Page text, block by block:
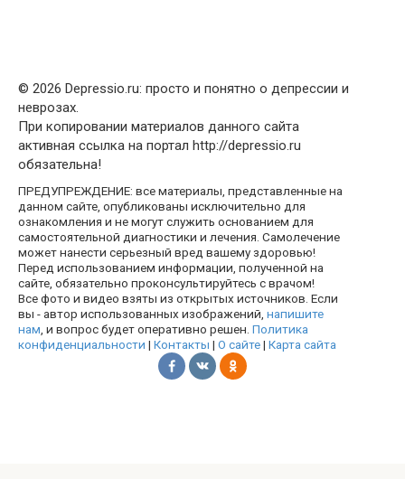
© 2026 Depressio.ru: просто и понятно о депрессии и
неврозах.
При копировании материалов данного сайта
активная ссылка на портал http://depressio.ru
обязательна!
ПРЕДУПРЕЖДЕНИЕ: все материалы, представленные на
данном сайте, опубликованы исключительно для
ознакомления и не могут служить основанием для
самостоятельной диагностики и лечения. Самолечение
может нанести серьезный вред вашему здоровью!
Перед использованием информации, полученной на
сайте, обязательно проконсультируйтесь с врачом!
Все фото и видео взяты из открытых источников. Если
вы - автор использованных изображений, напишите
нам, и вопрос будет оперативно решен. Политика
конфиденциальности | Контакты | О сайте| Карта сайта